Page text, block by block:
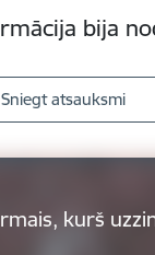
bija
Sniegt atsauksmi
kurš